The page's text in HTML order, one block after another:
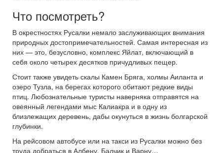
Что посмотреть?
В окрестностях Русалки немало заслуживающих внимания
природных достопримечательностей. Самая интересная из
них — это, безусловно, комплекс Яйлат, включающий в
себя около четырех десятков причудливых пещер.
Стоит также увидеть скалы Камен Бряга, холмы Аиланта и
озеро Тузла, на берегах которого обитают редкие виды
птиц. Любознательные туристы наверняка отправятся на
овеянный легендами мыс Калиакра и в одну из
близлежащих деревень, дабы окунуться в жизнь болгарской
глубинки.
На рейсовом автобусе или на такси из Русалки можно без
труда добраться в Албену, Балчик и Варну…